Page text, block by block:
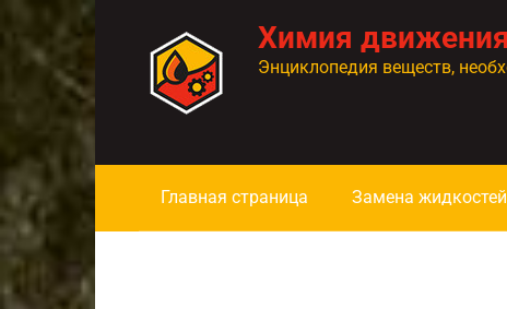
контенту
Химия движения
Энциклопедия веществ,
Главная страница Замена жидкостей